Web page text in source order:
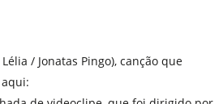
/ Jonatas Pingo), canção que